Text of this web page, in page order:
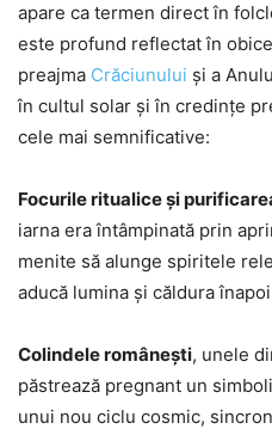
apare ca termen direct în
este profund reflectat în
preajma Crăciunului și a
în cultul solar și în credințe
cele mai semnificative:
Focurile ritualice și
iarna era întâmpinată prin
menite să alunge spiritele
aducă lumina și căldura
Colindele românești, unele
păstrează pregnant un
unui nou ciclu cosmic,